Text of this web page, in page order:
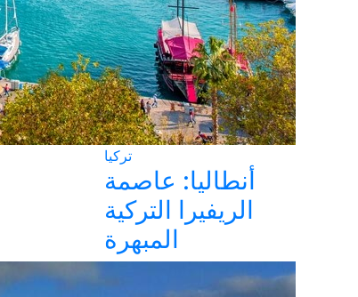
تركيا
أنطاليا: عاصمة
الريفيرا التركية
المبهرة